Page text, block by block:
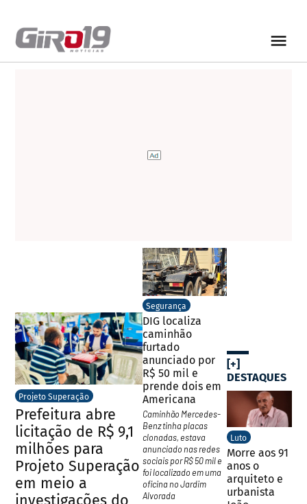
Projeto Superação
Prefeitura abre
licitação de R$ 9,1
milhões para
Projeto Superação
em meio a
Segurança
DIG localiza
caminhão
furtado
anunciado por
R$ 50 mil e
prende dois em
Americana
Caminhão Mercedes-
Benz tinha placas
clonadas, estava
anunciado nas redes
sociais por R$ 50 mil e
foi localizado em uma
oficina no Jardim
Alvorada
[+]
DESTAQUES
Luto
Morre aos 91
anos o
arquiteto e
urbanista